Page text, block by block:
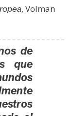
, Volman
de
que